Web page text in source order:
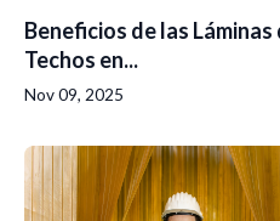
Beneficios de las
Techos en...
Nov 09, 2025